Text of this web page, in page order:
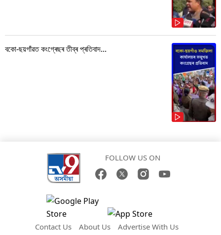
বকো-ছয়গাঁৱত কংগ্ৰেছৰ তীব্ৰ প্ৰতিবাদ...
FOLLOW US ON
Contact Us About Us
Advertise With Us